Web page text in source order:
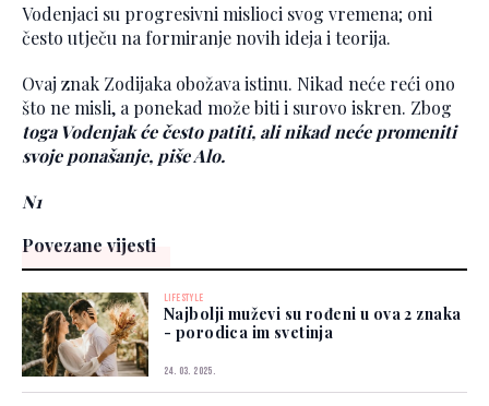
Vodenjaci su progresivni mislioci svog vremena; oni
često utječu na formiranje novih ideja i teorija.
Ovaj znak Zodijaka obožava istinu. Nikad neće reći ono
što ne misli, a ponekad može biti i surovo iskren. Zbog
toga Vodenjak će često patiti, ali nikad neće promeniti
svoje ponašanje, piše Alo.
N1
Povezane vijesti
LIFESTYLE
Najbolji muževi su rođeni u ova 2 znaka
- porodica im svetinja
24. 03. 2025.